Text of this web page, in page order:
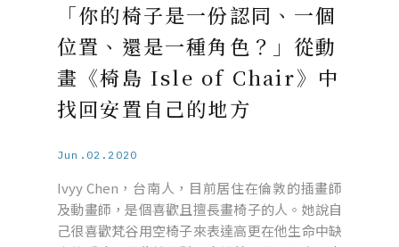
「你的椅子是一份認同、一個
位置、還是一種角色？」從動
畫《椅島 Isle of Chair》中
找回安置自己的地方
Jun.02.2020
Ivyy Chen，台南人，目前居住在倫敦的插畫師
及動畫師，是個喜歡且擅長畫椅子的人。她說自
己很喜歡梵谷用空椅子來表達高更在他生命中缺